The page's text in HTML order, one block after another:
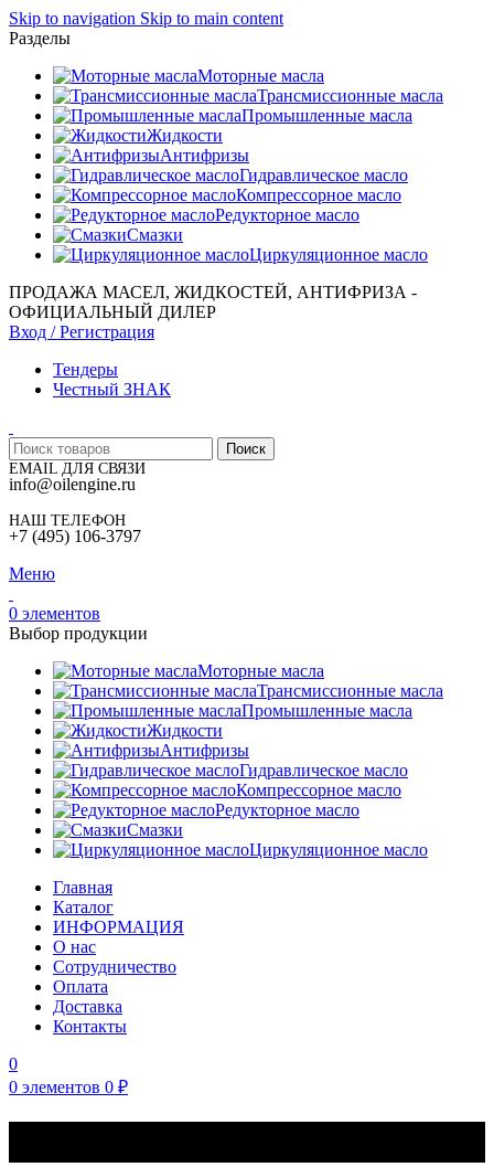
Skip to navigation Skip to main content
Разделы
Моторные масла
Трансмиссионные масла
Промышленные масла
Жидкости
Антифризы
Гидравлическое масло
Компрессорное масло
Редукторное масло
Смазки
Циркуляционное масло
ПРОДАЖА МАСЕЛ, ЖИДКОСТЕЙ, АНТИФРИЗА -
ОФИЦИАЛЬНЫЙ ДИЛЕР
Вход / Регистрация
Тендеры
Честный ЗНАК
Поиск
EMAIL ДЛЯ СВЯЗИ
info@oilengine.ru
НАШ ТЕЛЕФОН
+7 (495) 106-3797
Меню
0 элементов
Выбор продукции
Моторные масла
Трансмиссионные масла
Промышленные масла
Жидкости
Антифризы
Гидравлическое масло
Компрессорное масло
Редукторное масло
Смазки
Циркуляционное масло
Главная
Каталог
ИНФОРМАЦИЯ
О нас
Сотрудничество
Оплата
Доставка
Контакты
0
0 элементов 0 ₽